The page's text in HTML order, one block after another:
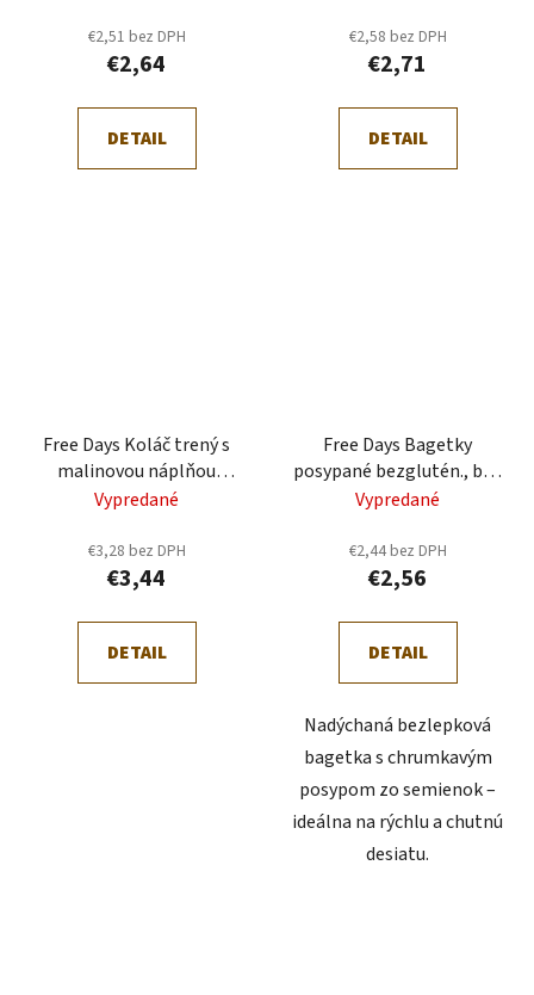
€2,51 bez DPH
€2,64
DETAIL
€2,58 bez DPH
€2,71
DETAIL
Free Days Koláč trený s
malinovou náplňou
bezgluténový 180g
Vypredané
€3,28 bez DPH
€3,44
DETAIL
Free Days Bagetky
posypané bezglutén., bez
vajec, bezlaktoz.120g
Vypredané
€2,44 bez DPH
€2,56
DETAIL
Nadýchaná bezlepková
bagetka s chrumkavým
posypom zo semienok –
ideálna na rýchlu a chutnú
desiatu.